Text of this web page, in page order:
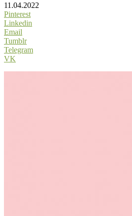
11.04.2022
Pinterest
Linkedin
Email
Tumblr
Telegram
VK